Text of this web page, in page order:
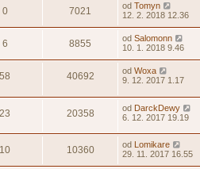
0 7021 od Tomyn
12. 2. 2018 12.36
6 8855 od Salomonn
10. 1. 2018 9.46
58 40692 od Woxa
9. 12. 2017 1.17
23 20358 od DarckDewy
6. 12. 2017 19.19
10 10360 od Lomikare
29. 11. 2017 16.55